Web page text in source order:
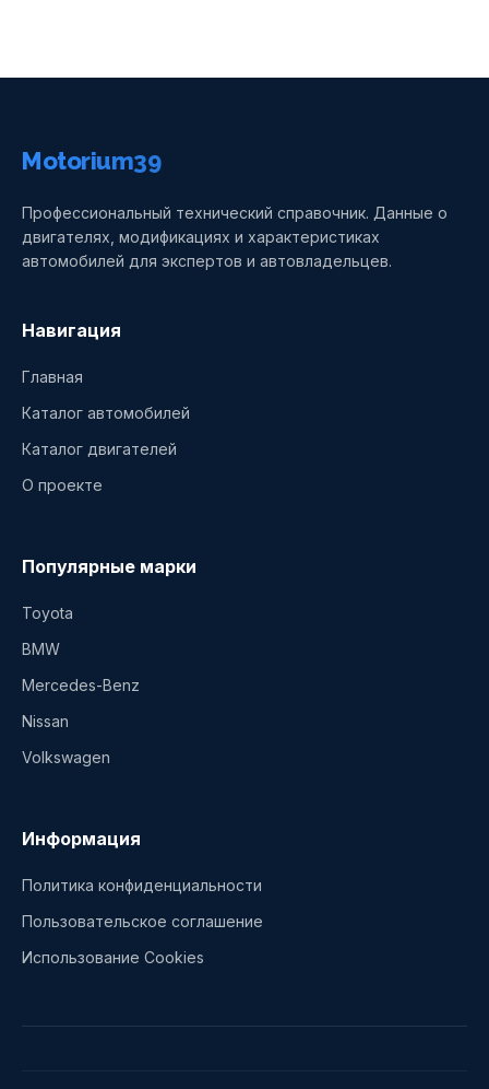
Motorium39
Профессиональный технический справочник. Данные о
двигателях, модификациях и характеристиках
автомобилей для экспертов и автовладельцев.
Навигация
Главная
Каталог автомобилей
Каталог двигателей
О проекте
Популярные марки
Toyota
BMW
Mercedes-Benz
Nissan
Volkswagen
Информация
Политика конфиденциальности
Пользовательское соглашение
Использование Cookies